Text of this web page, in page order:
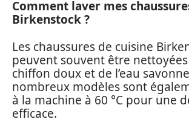
Comment laver mes
Birkenstock ?
Les chaussures de cuisine
peuvent souvent être
chiffon doux et de l’eau
nombreux modèles sont
à la machine à 60 °C pour une
efficace.